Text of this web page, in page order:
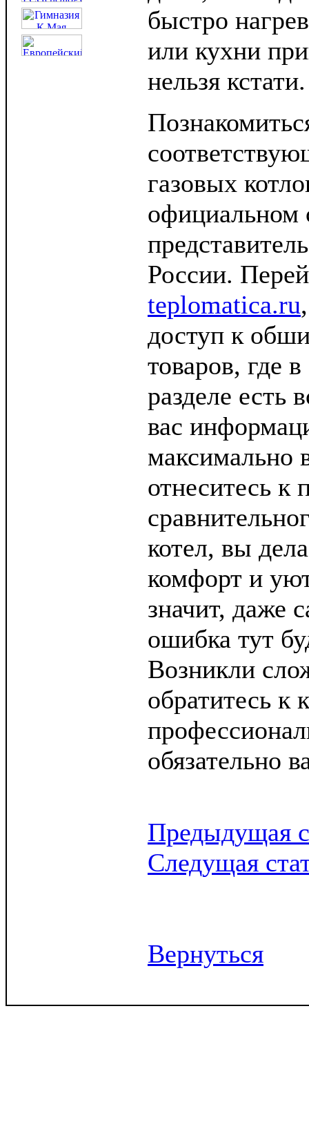
быстро
или кухни
нельзя кстати.
газовых
официальном
России.
teplomatica.ru
доступ к
товаров, где
разделе есть
вас
максимально
отнеситесь к
котел, вы
комфорт и
значит, даже
ошибка тут
Возникли
обратитесь к
обязательно
Предыдущая
Следущая
Вернуться